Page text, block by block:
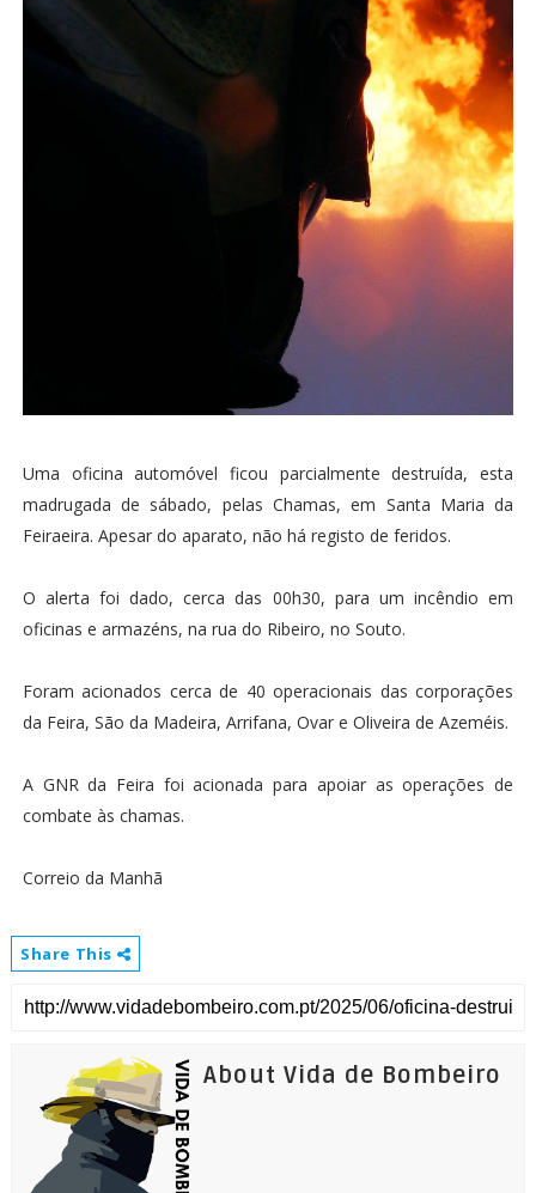
Uma oficina automóvel ficou parcialmente destruída, esta
madrugada de sábado, pelas Chamas, em Santa Maria da
Feiraeira. Apesar do aparato, não há registo de feridos.
O alerta foi dado, cerca das 00h30, para um incêndio em
oficinas e armazéns, na rua do Ribeiro, no Souto.
Foram acionados cerca de 40 operacionais das corporações
da Feira, São da Madeira, Arrifana, Ovar e Oliveira de Azeméis.
A GNR da Feira foi acionada para apoiar as operações de
combate às chamas.
Correio da Manhã
Share This
About Vida de Bombeiro